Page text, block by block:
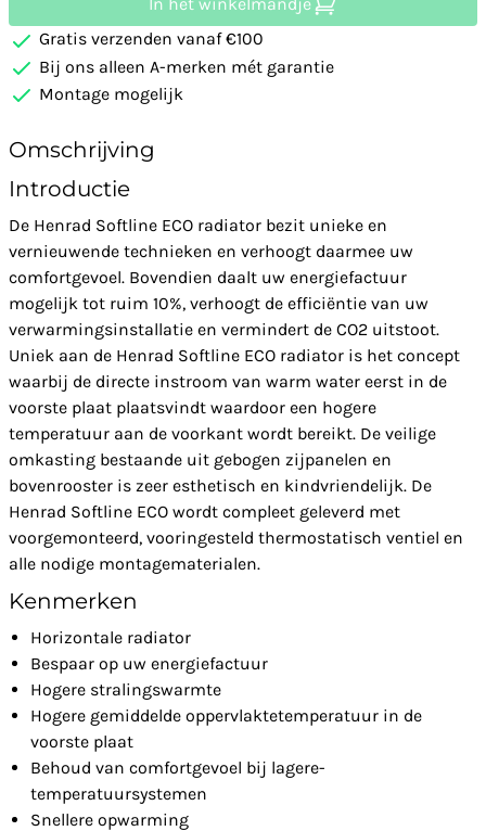
In het winkelmandje
Gratis verzenden vanaf €100
Bij ons alleen A-merken mét garantie
Montage mogelijk
Omschrijving
Introductie
De Henrad Softline ECO radiator bezit unieke en
vernieuwende technieken en verhoogt daarmee uw
comfortgevoel. Bovendien daalt uw energiefactuur
mogelijk tot ruim 10%, verhoogt de efficiëntie van uw
verwarmingsinstallatie en vermindert de CO2 uitstoot.
Uniek aan de Henrad Softline ECO radiator is het concept
waarbij de directe instroom van warm water eerst in de
voorste plaat plaatsvindt waardoor een hogere
temperatuur aan de voorkant wordt bereikt. De veilige
omkasting bestaande uit gebogen zijpanelen en
bovenrooster is zeer esthetisch en kindvriendelijk. De
Henrad Softline ECO wordt compleet geleverd met
voorgemonteerd, vooringesteld thermostatisch ventiel en
alle nodige montagematerialen.
Kenmerken
Horizontale radiator
Bespaar op uw energiefactuur
Hogere stralingswarmte
Hogere gemiddelde oppervlaktetemperatuur in de
voorste plaat
Behoud van comfortgevoel bij lagere-
temperatuursystemen
Snellere opwarming